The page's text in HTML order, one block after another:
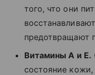
того, что они
предотвращают
Витамины А и Е.
состояние